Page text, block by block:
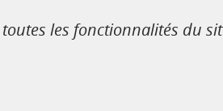
les fonctionnalités du